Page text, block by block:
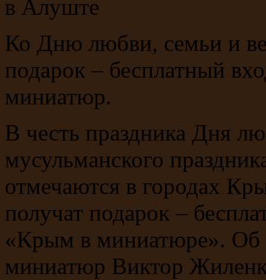
Ко Дню любви, семьи и
подарок – бесплатный
миниатюр.
В честь праздника Дня
мусульманского
отмечаются в городах
получат подарок –
«Крым в миниатюре». Об
миниатюр Виктор